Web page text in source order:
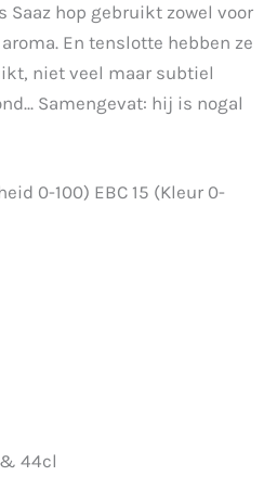
Saaz hop gebruikt zowel voor
En tenslotte hebben ze
niet veel maar subtiel
Samengevat: hij is nogal
0-100) EBC 15 (Kleur 0-
44cl